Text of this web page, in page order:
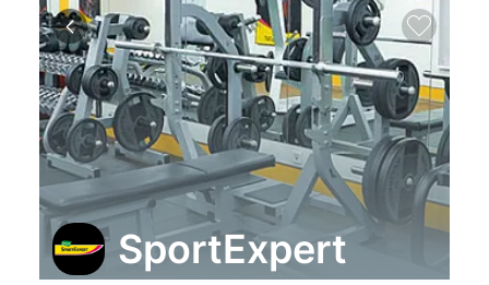
SportExpert